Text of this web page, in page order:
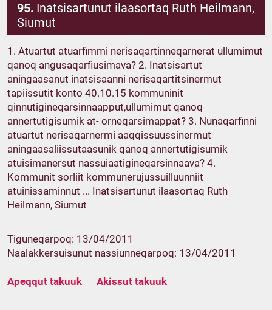
95. Inatsisartunut ilaasortaq Ruth Heilmann,
Siumut
1. Atuartut atuarfimmi nerisaqartinneqarnerat ullumimut
qanoq angusaqarfiusimava? 2. Inatsisartut
aningaasanut inatsisaanni nerisaqartitsinermut
tapiissutit konto 40.10.15 kommuninit
qinnutigineqarsinnaapput,ullumimut qanoq
annertutigisumik at- orneqarsimappat? 3. Nunaqarfinni
atuartut nerisaqarnermi aaqqissuussinermut
aningaasaliissutaasunik qanoq annertutigisumik
atuisimanersut nassuiaatigineqarsinnaava? 4.
Kommunit sorliit kommunerujussuilluunniit
atuinissaminnut ... Inatsisartunut ilaasortaq Ruth
Heilmann, Siumut
Tiguneqarpoq: 13/04/2011
Naalakkersuisunut nassiunneqarpoq: 13/04/2011
Apeqqut takuuk Akissut takuuk